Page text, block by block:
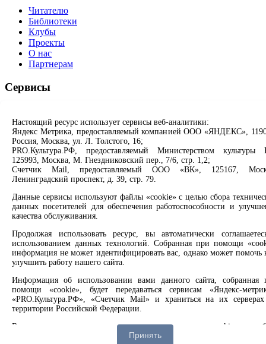
Читателю
Библиотеки
Клубы
Проекты
О нас
Партнерам
Сервисы
Спроси библиотекаря
Спроси краеведа
Оцените качество услуг
Направить обращение директору
Соцсети
Вконтакте
Одноклассники
Max
Rutube
Заметили опечатку? Выделите текст с ошибкой и нажмите
клавиши Ctrl+Enter или ссылку ниже
Сообщить об ошибке
2008 –2026© Централизованная городская библиотечная
система, 6+
Настоящий ресурс использует сервисы веб-аналитики:
Яндекс Метрика, предоставляемый компанией ООО «ЯНДЕКС»,
Россия, Москва, ул. Л. Толстого, 16;
PRO.Культура.РФ, предоставляемый Министерством культуры
125993, Москва, М. Гнездниковский пер., 7/6, стр. 1,2;
Счетчик Mail, предоставляемый ООО «ВК», 125167,
Ленинградский проспект, д. 39, стр. 79.
Данные сервисы используют файлы «cookie» с целью сбора
данных посетителей для обеспечения работоспособности и
качества обслуживания.
Продолжая использовать ресурс, вы автоматически
использованием данных технологий. Собранная при помощи
информация не может идентифицировать вас, однако может помочь
улучшить работу нашего сайта.
Информация об использовании вами данного сайта, собранная
помощи «cookie», будет передаваться сервисам «Яндекс-
«PRO.Культура.РФ», «Счетчик Mail» и храниться на их
территории Российской Федерации.
Вы можете отказаться от использования «cookie»,
соответствующие настройки в браузере.
Принять